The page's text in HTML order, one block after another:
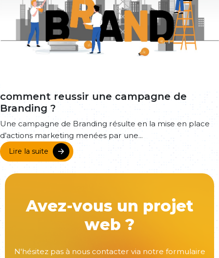
comment reussir une campagne de
Branding ?
Une campagne de Branding résulte en la mise en place
d’actions marketing menées par une...
Lire la suite
Avez-vous un projet
web ?
N'hésitez pas à nous contacter via notre formulaire